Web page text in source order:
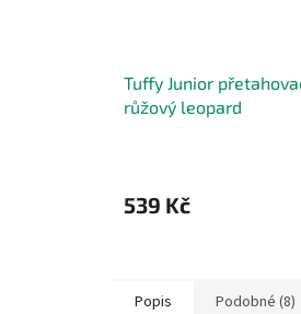
Tuffy Junior
růžový leopard
539 Kč
Popis Podobné (8)